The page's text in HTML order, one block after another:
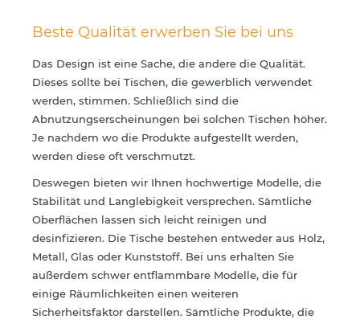
Beste Qualität erwerben Sie bei uns
Das Design ist eine Sache, die andere die Qualität.
Dieses sollte bei Tischen, die gewerblich verwendet
werden, stimmen. Schließlich sind die
Abnutzungserscheinungen bei solchen Tischen höher.
Je nachdem wo die Produkte aufgestellt werden,
werden diese oft verschmutzt.
Deswegen bieten wir Ihnen hochwertige Modelle, die
Stabilität und Langlebigkeit versprechen. Sämtliche
Oberflächen lassen sich leicht reinigen und
desinfizieren. Die Tische bestehen entweder aus Holz,
Metall, Glas oder Kunststoff. Bei uns erhalten Sie
außerdem schwer entflammbare Modelle, die für
einige Räumlichkeiten einen weiteren
Sicherheitsfaktor darstellen. Sämtliche Produkte, die